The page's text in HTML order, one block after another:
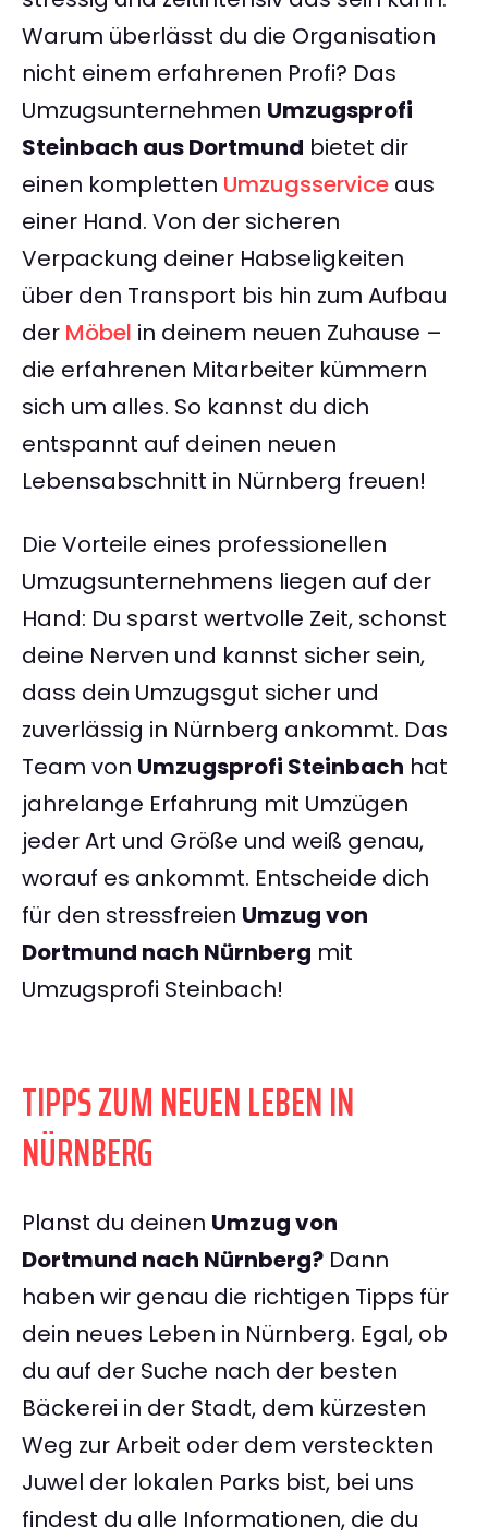
Warum überlässt du die Organisation
nicht einem erfahrenen Profi? Das
Umzugsunternehmen Umzugsprofi
Steinbach aus Dortmund bietet dir
einen kompletten Umzugsservice aus
einer Hand. Von der sicheren
Verpackung deiner Habseligkeiten
über den Transport bis hin zum Aufbau
der Möbel in deinem neuen Zuhause –
die erfahrenen Mitarbeiter kümmern
sich um alles. So kannst du dich
entspannt auf deinen neuen
Lebensabschnitt in Nürnberg freuen!
Die Vorteile eines professionellen
Umzugsunternehmens liegen auf der
Hand: Du sparst wertvolle Zeit, schonst
deine Nerven und kannst sicher sein,
dass dein Umzugsgut sicher und
zuverlässig in Nürnberg ankommt. Das
Team von Umzugsprofi Steinbach hat
jahrelange Erfahrung mit Umzügen
jeder Art und Größe und weiß genau,
worauf es ankommt. Entscheide dich
für den stressfreien Umzug von
Dortmund nach Nürnberg mit
Umzugsprofi Steinbach!
TIPPS ZUM NEUEN LEBEN IN
NÜRNBERG
Planst du deinen Umzug von
Dortmund nach Nürnberg? Dann
haben wir genau die richtigen Tipps für
dein neues Leben in Nürnberg. Egal, ob
du auf der Suche nach der besten
Bäckerei in der Stadt, dem kürzesten
Weg zur Arbeit oder dem versteckten
Juwel der lokalen Parks bist, bei uns
findest du alle Informationen, die du